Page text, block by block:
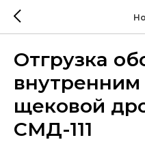
Отгрузка
щековой
СМД-111